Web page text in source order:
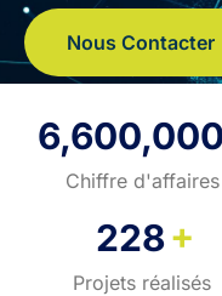
Nous Contacter
6,600,000
Chiffre d'affaires
228+
Projets réalisés